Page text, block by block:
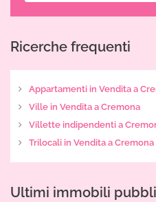
Ricerche frequenti
Appartamenti in Vendita a
Ville in Vendita a Cremona
Villette indipendenti a
Trilocali in Vendita a Cremona
Ultimi immobili